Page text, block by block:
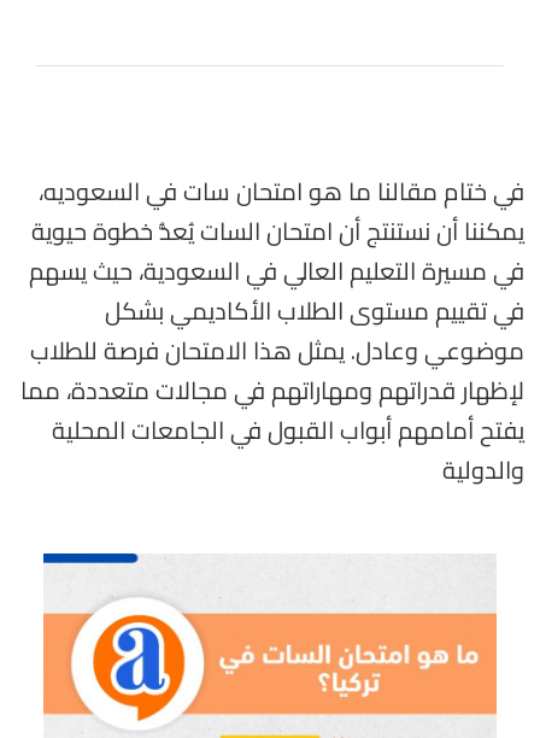
في ختام مقالنا ما هو امتحان سات في السعوديه،
يمكننا أن نستنتج أن امتحان السات يُعدُّ خطوة حيوية
في مسيرة التعليم العالي في السعودية، حيث يسهم
في تقييم مستوى الطلاب الأكاديمي بشكل
موضوعي وعادل. يمثل هذا الامتحان فرصة للطلاب
لإظهار قدراتهم ومهاراتهم في مجالات متعددة، مما
يفتح أمامهم أبواب القبول في الجامعات المحلية
والدولية